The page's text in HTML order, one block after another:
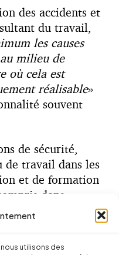
utilisons des
des accidents et
du travail,
les causes
milieu de
où cela est
réalisable»
souvent
de sécurité,
de travail dans les
et de formation
dans
(parent pauvre
d’enseignement
;